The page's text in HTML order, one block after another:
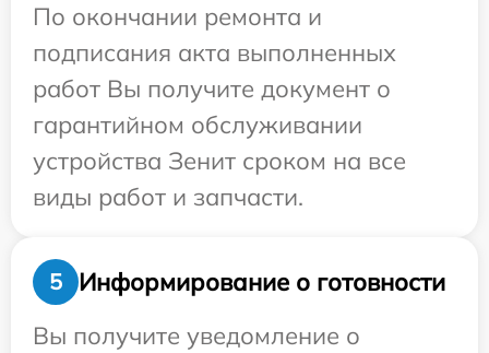
По окончании ремонта и
подписания акта выполненных
работ Вы получите документ о
гарантийном обслуживании
устройства Зенит сроком на все
виды работ и запчасти.
5
Информирование о готовности
Вы получите уведомление о